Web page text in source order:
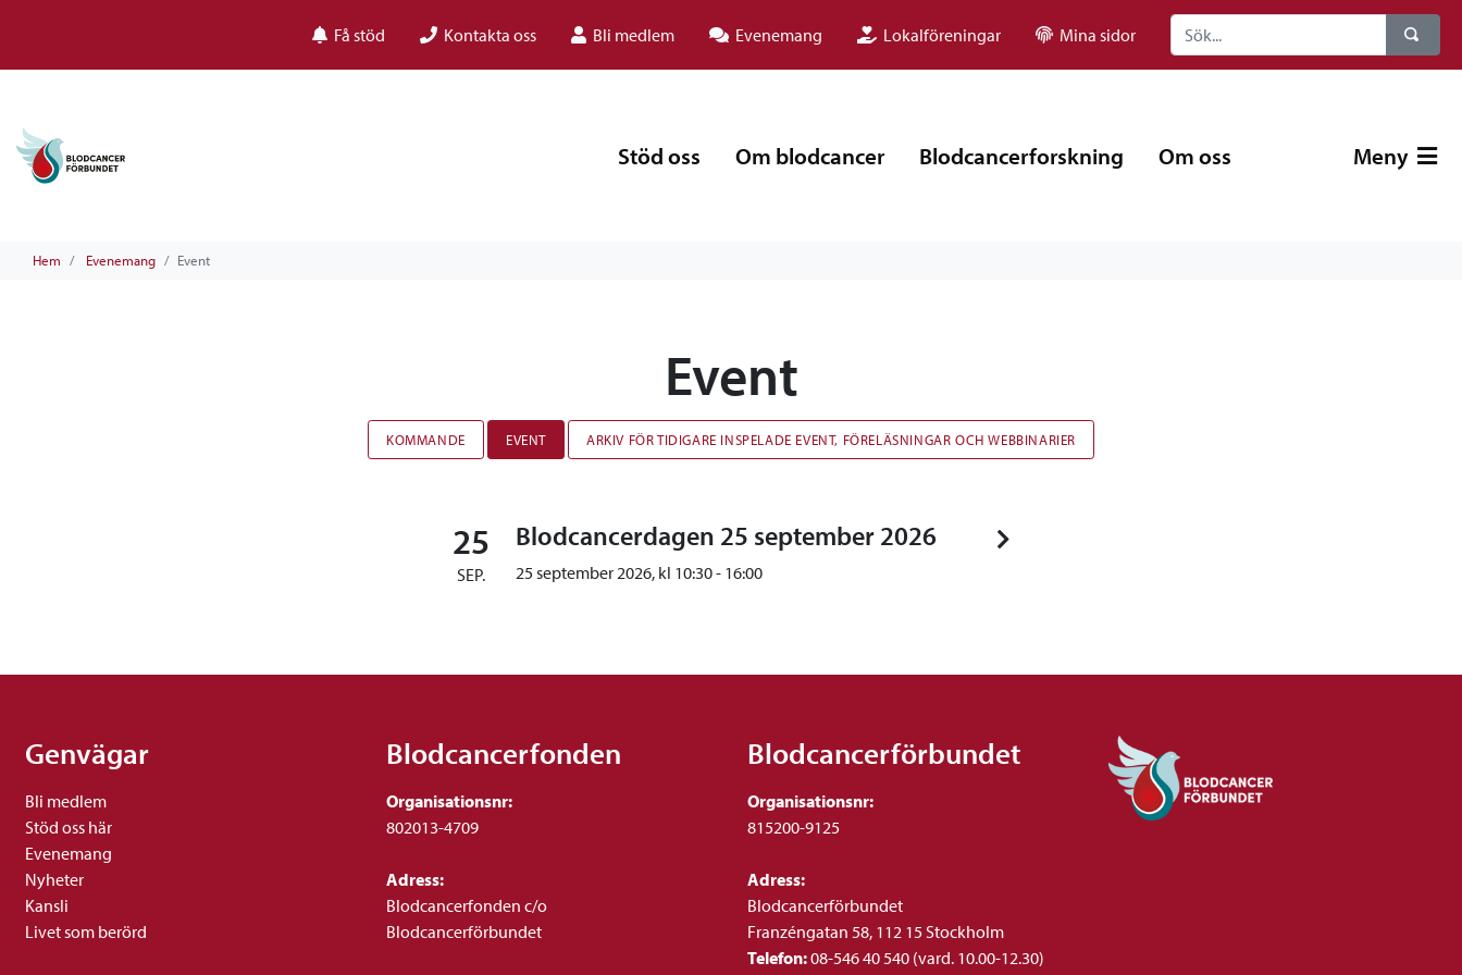
Få stöd Kontakta oss Bli medlem Evenemang Lokalföreningar Mina sidor
Stöd oss Om blodcancer Blodcancerforskning Om oss Meny
Hem Evenemang Event
Event
KOMMANDE EVENT ARKIV FÖR TIDIGARE INSPELADE EVENT, FÖRELÄSNINGAR OCH WEBBINARIER
25
SEP.
Blodcancerdagen 25 september 2026
25 september 2026, kl 10:30- 16:00
Genvägar
Bli medlem
Stöd oss här
Evenemang
Nyheter
Kansli
Livet som berörd
Blodcancerfonden
Organisationsnr:
802013-4709
Adress:
Blodcancerfonden c/o
Blodcancerförbundet
Blodcancerförbundet
Organisationsnr:
815200-9125
Adress:
Blodcancerförbundet
Franzéngatan 58, 112 15 Stockholm
Telefon:08-546 40 540 (vard. 10.00-12.30)